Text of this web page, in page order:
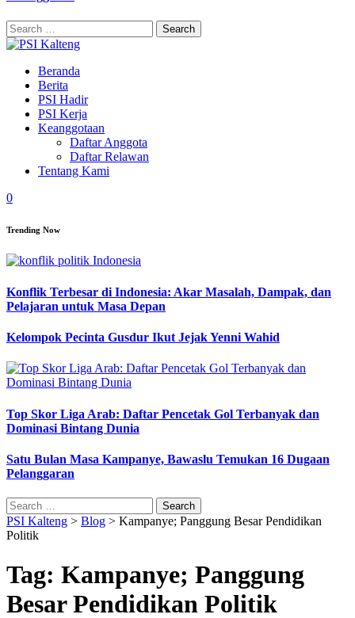
Search
for:
Beranda
Berita
PSI Hadir
PSI Kerja
Keanggotaan
Daftar Anggota
Daftar Relawan
Tentang Kami
0
Trending Now
Konflik Terbesar di Indonesia: Akar Masalah, Dampak, dan
Pelajaran untuk Masa Depan
Kelompok Pecinta Gusdur Ikut Jejak Yenni Wahid
Top Skor Liga Arab: Daftar Pencetak Gol Terbanyak dan
Dominasi Bintang Dunia
Satu Bulan Masa Kampanye, Bawaslu Temukan 16 Dugaan
Pelanggaran
Search
for:
PSI Kalteng > Blog > Kampanye; Panggung Besar Pendidikan
Politik
Tag: Kampanye; Panggung
Besar Pendidikan Politik